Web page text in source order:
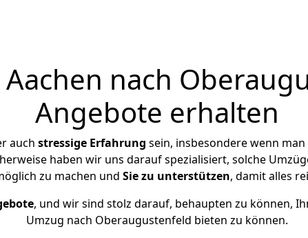
nach
Angebote erhalten
auch stressige Erfahrung sein, insbesondere wenn
haben wir uns darauf spezialisiert, solche
zu machen und Sie zu unterstützen, damit alles
, und wir sind stolz darauf, behaupten zu können,
Umzug nach Oberaugustenfeld bieten zu können.